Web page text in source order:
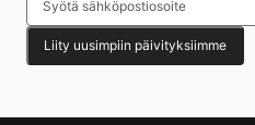
Liity uusimpiin päivityksiimme